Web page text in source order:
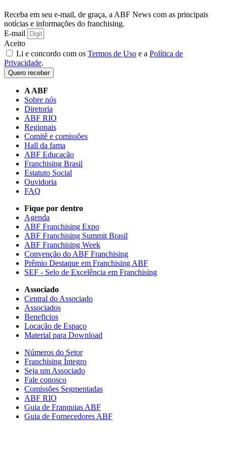
Receba em seu e-mail, de graça, a ABF News com as principais
notícias e informações do franchising.
E-mail
Aceito
Li e concordo com os Termos de Uso e a Política de
Privacidade.
Quero receber
A ABF
Sobre nós
Diretoria
ABF RIO
Regionais
Comitê e comissões
Hall da fama
ABF Educação
Franchising Brasil
Estatuto Social
Ouvidoria
FAQ
Fique por dentro
Agenda
ABF Franchising Expo
ABF Franchising Summit Brasil
ABF Franchising Week
Convenção do ABF Franchising
Prêmio Destaque em Franchising ABF
SEF - Selo de Excelência em Franchising
Associado
Central do Associado
Associados
Beneficios
Locação de Espaço
Material para Download
Números do Setor
Franchising Íntegro
Seja um Associado
Fale conosco
Comissões Segmentadas
ABF RIO
Guia de Franquias ABF
Guia de Fornecedores ABF